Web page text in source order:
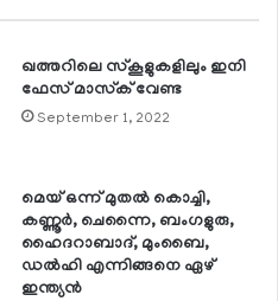
ഖത്തറിലെ സ്‌കൂളുകളിലും ഇനി
ഫേസ് മാസ്‌ക് വേണ്ട
September 1, 2022
മെയ് ഒന്ന് മുതല്‍ കൊച്ചി,
കണ്ണൂര്‍, ചെന്നൈ, ബംഗളുരു,
ഹൈദറാബാദ്, മുംബൈ,
ഡല്‍ഹി എന്നിങ്ങനെ ഏഴ്
ഇന്ത്യന്‍